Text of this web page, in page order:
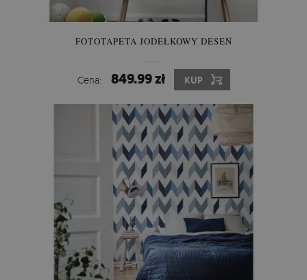
FOTOTAPETA JODEŁKOWY DESEŃ
Cena: 849.99 zł KUP